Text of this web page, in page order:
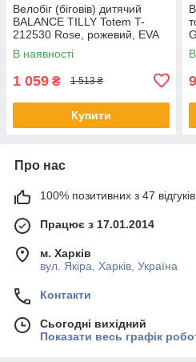
Велобіг (біговів) дитячий
BALANCE TILLY Totem T-
212530 Rose, рожевий, EVA
колеса 12", дзвінок
В наявності
1 059 ₴ 1 513 ₴
Купити
Про нас
100% позитивних з 47 відгуків
Працює з 17.01.2014
м. Харків
вул. Якіра, Харків, Україна
Контакти
Сьогодні вихідний
Показати весь графік